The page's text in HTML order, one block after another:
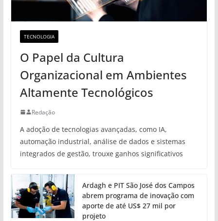
TECNOLOGIA
O Papel da Cultura
Organizacional em Ambientes
Altamente Tecnológicos
Redação
A adoção de tecnologias avançadas, como IA,
automação industrial, análise de dados e sistemas
integrados de gestão, trouxe ganhos significativos
Ardagh e PIT São José dos Campos
abrem programa de inovação com
aporte de até US$ 27 mil por
projeto